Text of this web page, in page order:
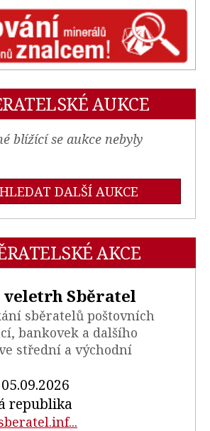
AUKCE
blížící se aukce nebyly
DALŠÍ AUKCE
AKCE
Sběratel
sběratelů poštovních
bankovek a dalšího
střední a východní
republika